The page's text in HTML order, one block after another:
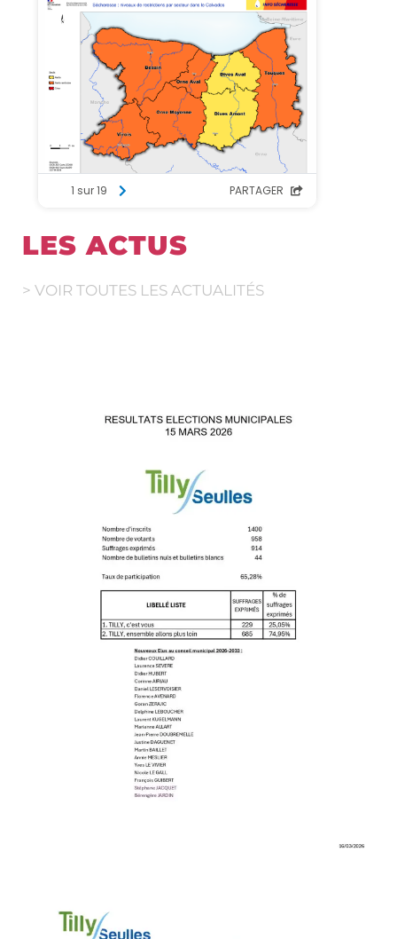
LES ACTUS
> VOIR TOUTES LES ACTUALITÉS